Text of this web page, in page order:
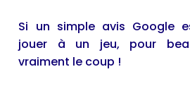
Si un simple avis Google
jouer à un jeu, pour
vraiment le coup !